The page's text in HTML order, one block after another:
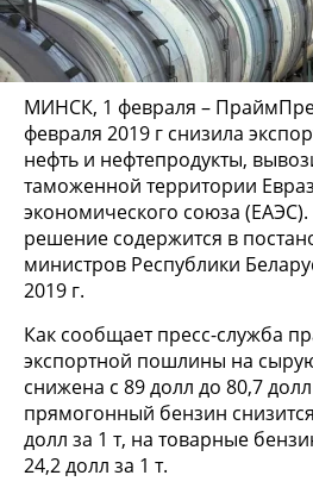
МИНСК, 1 февраля –
февраля 2019 г снизила
нефть и нефтепродукты,
таможенной территории
экономического союза
решение содержится в
министров Республики
2019 г.
Как сообщает пресс-служба
экспортной пошлины на
снижена с 89 долл до 80,7
прямогонный бензин
долл за 1 т, на товарные
24,2 долл за 1 т.